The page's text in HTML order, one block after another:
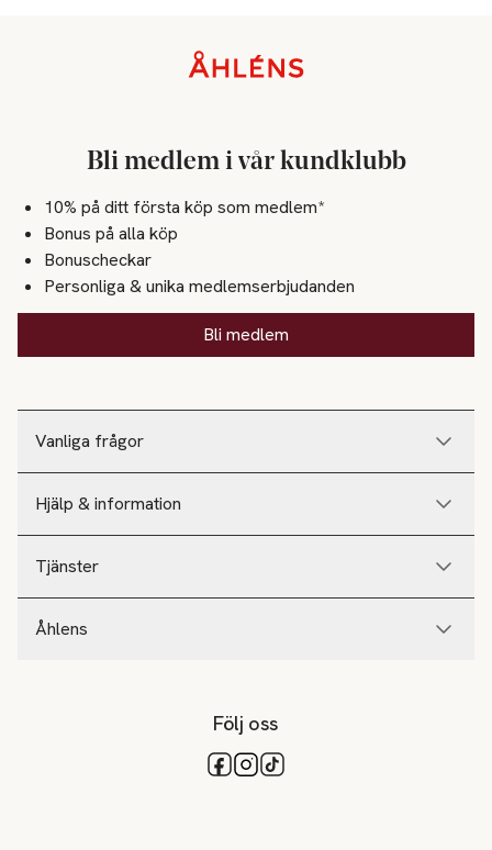
Vanliga frågor
Hjälp & information
Tjänster
Åhlens
Bli medlem i vår kundklubb
10% på ditt första köp som medlem*
Bonus på alla köp
Bonuscheckar
Personliga & unika medlemserbjudanden
Bli medlem
Följ oss